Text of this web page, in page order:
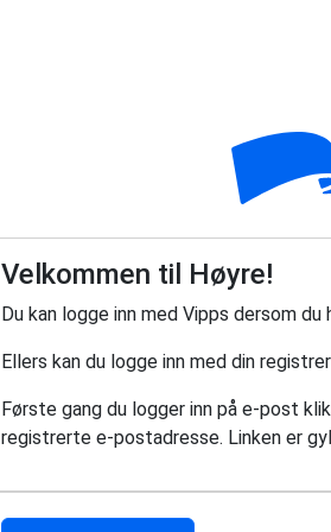
Velkommen til Høyre!
Du kan logge inn med Vipps dersom
Ellers kan du logge inn med din
Første gang du logger inn på e-post
registrerte e-postadresse. Linken er